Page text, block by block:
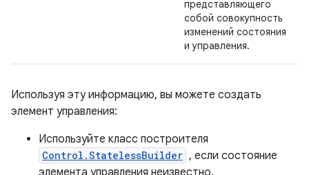
представляющего
собой совокупность
изменений состояния
и управления.
Используя эту информацию, вы можете создать
элемент управления:
Используйте класс построителя
Control.StatelessBuilder , если состояние
элемента управления неизвестно.